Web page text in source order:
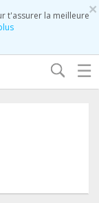
×
t'assurer la meilleure
☰